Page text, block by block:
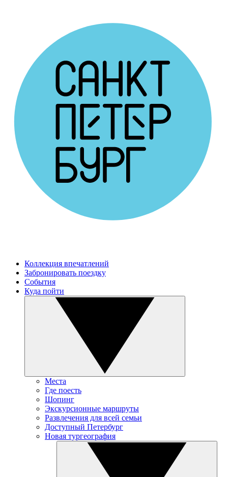
Коллекция впечатлений
Забронировать поездку
События
Куда пойти
Места
Где поесть
Шопинг
Экскурсионные маршруты
Развлечения для всей семьи
Доступный Петербург
Новая тургеография